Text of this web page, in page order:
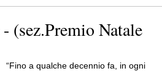
(sez.Premio Natale
“Fino a qualche decennio fa, in ogni